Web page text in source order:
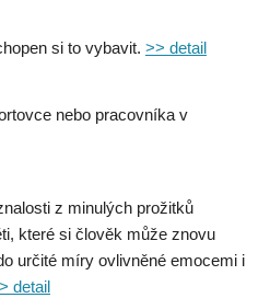
si to vybavit. >> detail
nebo pracovníka v
z minulých prožitků
které si člověk může znovu
určité míry ovlivněné emocemi i
detail